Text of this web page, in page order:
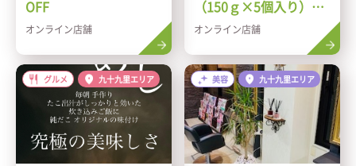
OFF
オンライン店舗
（150ｇ×5個入り）プ
レゼント
オンライン店舗
グルメ 九十九里エリア 美容 九十九里エリア